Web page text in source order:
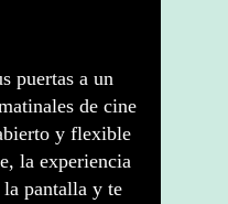
puertas a un
de cine
y flexible
la experiencia
pantalla y te